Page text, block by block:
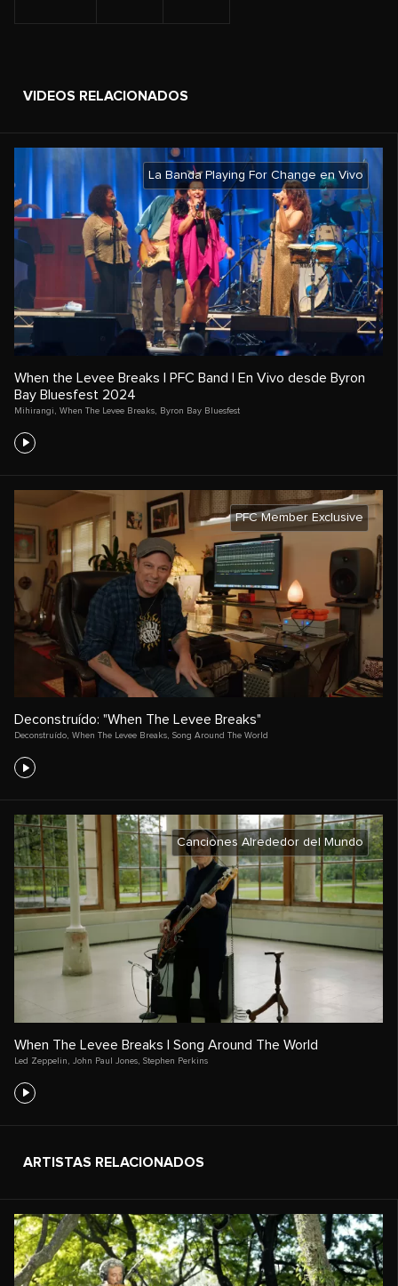
VIDEOS RELACIONADOS
La Banda Playing For Change en Vivo
When the Levee Breaks | PFC Band | En Vivo desde Byron
Bay Bluesfest 2024
Mihirangi When The Levee Breaks Byron Bay Bluesfest
PFC Member Exclusive
Deconstruído: "When The Levee Breaks"
Deconstruído, When The Levee Breaks, Song Around The World
Canciones Alrededor del Mundo
When The Levee Breaks | Song Around The World
Led Zeppelin John Paul Jones Stephen Perkins
ARTISTAS RELACIONADOS